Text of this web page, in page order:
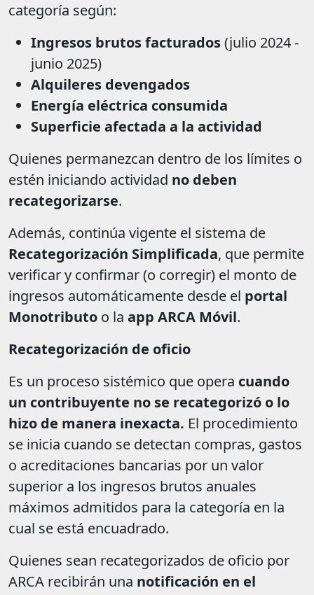
categoría según:
Ingresos brutos facturados(julio 2024 -
junio 2025)
Alquileres devengados
Energía eléctrica consumida
Superficie afectada a la actividad
Quienes permanezcan dentro de los límites o
estén iniciando actividad no deben
recategorizarse.
Además, continúa vigente el sistema de
Recategorización Simplificada, que permite
verificar y confirmar (o corregir) el monto de
ingresos automáticamente desde el portal
Monotributo o la app ARCA Móvil.
Recategorización de oficio
Es un proceso sistémico que opera cuando
un contribuyente no se recategorizó o lo
hizo de manera inexacta. El procedimiento
se inicia cuando se detectan compras, gastos
o acreditaciones bancarias por un valor
superior a los ingresos brutos anuales
máximos admitidos para la categoría en la
cual se está encuadrado.
Quienes sean recategorizados de oficio por
ARCA recibirán una notificación en el